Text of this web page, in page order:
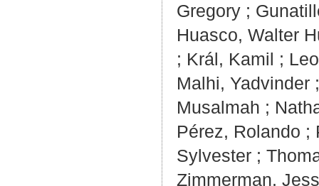
Gregory ;
Huasco, Walter
; Král, Kamil ;
Malhi, Yadvinder
Musalmah ;
Pérez, Rolando ;
Sylvester ;
Zimmerman, Jess